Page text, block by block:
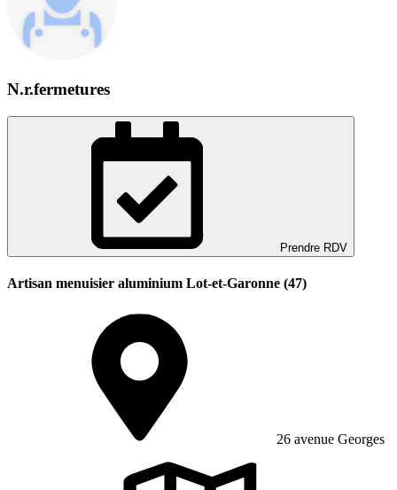
N.r.fermetures
Prendre RDV
Artisan menuisier aluminium Lot-et-Garonne (47)
26 avenue Georges